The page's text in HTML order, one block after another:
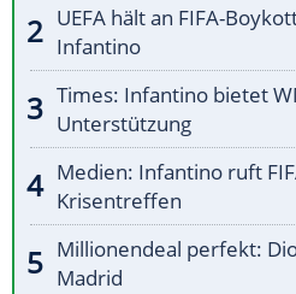
UEFA hält an FIFA-
Infantino
Times: Infantino bietet
Unterstützung
Medien: Infantino ruft
Krisentreffen
Millionendeal perfekt:
Madrid